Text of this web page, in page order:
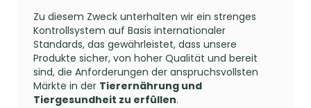
Zu diesem Zweck unterhalten wir ein strenges
Kontrollsystem auf Basis internationaler
Standards, das gewährleistet, dass unsere
Produkte sicher, von hoher Qualität und bereit
sind, die Anforderungen der anspruchsvollsten
Märkte in der Tierernährung und
Tiergesundheit zu erfüllen.